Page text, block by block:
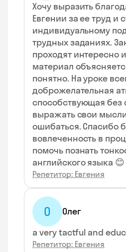
Хочу выразить
Евгении за ее труд и
индивидуальному
трудных заданиях.
проходят интересно
материал
понятно. На уроке
доброжелательная
способствующая без
выражать свои
ошибаться. Спасибо
вовлеченность в
помочь познать
английского языка 😊
Репетитор: Евгения
О Олег
a very tactful and
Репетитор: Евгения